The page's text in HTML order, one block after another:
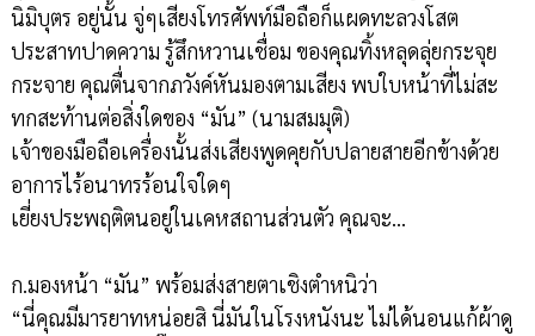
นิมิบุตร อยู่นั้น จู่ๆเสียงโทรศัพท์มือถือก็แผดทะลวงโสต
ประสาทปาดความ รู้สึกหวานเชื่อม ของคุณทิ้งหลุดลุ่ยกระจุย
กระจาย คุณตื่นจากภวังค์หันมองตามเสียง พบใบหน้าที่ไม่สะ
ทกสะท้านต่อสิ่งใดของ “มัน” (นามสมมุติ)
เจ้าของมือถือเครื่องนั้นส่งเสียงพูดคุยกับปลายสายอีกข้างด้วย
อาการไร้อนาทรร้อนใจใดๆ
เยี่ยงประพฤติตนอยู่ในเคหสถานส่วนตัว คุณจะ...
ก.มองหน้า “มัน” พร้อมส่งสายตาเชิงตำหนิว่า
“นี่คุณมีมารยาทหน่อยสิ นี่มันในโรงหนังนะ ไม่ได้นอนแก้ผ้าดู